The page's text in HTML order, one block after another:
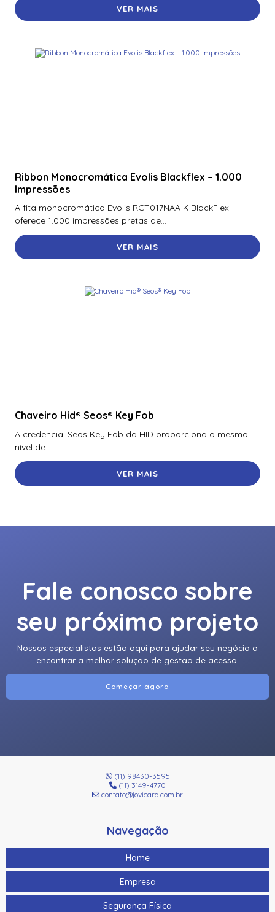
VER MAIS
Ribbon Monocromática Evolis Blackflex – 1.000
Impressões
A fita monocromática Evolis RCT017NAA K BlackFlex
oferece 1.000 impressões pretas de...
VER MAIS
Chaveiro Hid® Seos® Key Fob
A credencial Seos Key Fob da HID proporciona o mesmo
nível de...
VER MAIS
Fale conosco sobre
seu próximo projeto
Nossos especialistas estão aqui para ajudar seu negócio a
encontrar a melhor solução de gestão de acesso.
Começar agora
(11) 98430-3595
(11) 3149-4770
contato@jovicard.com.br
Navegação
Home
Empresa
Segurança Física